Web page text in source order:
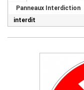
Panneaux Interdiction
interdit